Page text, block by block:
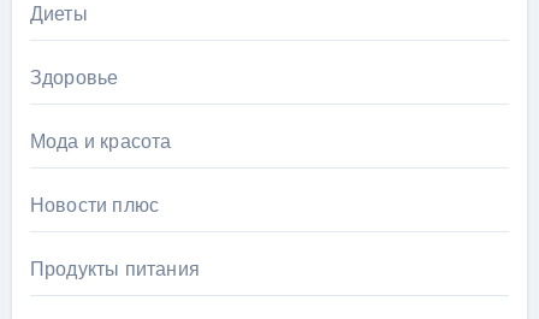
Диеты
Здоровье
Мода и красота
Новости плюс
Продукты питания